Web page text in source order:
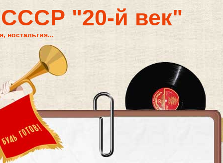
"20-й век"
ностальгия...